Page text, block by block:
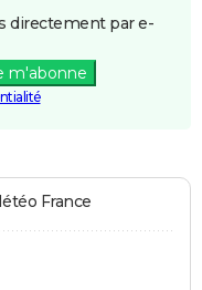
directement par e-
m'abonne
France